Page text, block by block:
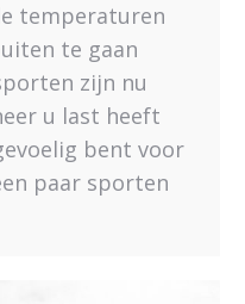
temperaturen
te gaan
zijn nu
u last heeft
bent voor
paar sporten